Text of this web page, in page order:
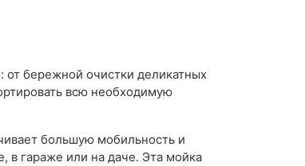
бережной очистки деликатных
всю необходимую
большую мобильность и
в гараже или на даче. Эта мойка